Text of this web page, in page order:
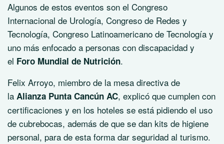
Algunos de estos eventos son el Congreso
Internacional de Urología, Congreso de Redes y
Tecnología, Congreso Latinoamericano de Tecnología y
uno más enfocado a personas con discapacidad y
el Foro Mundial de Nutrición.
Felix Arroyo, miembro de la mesa directiva de
la Alianza Punta Cancún AC, explicó que cumplen con
certificaciones y en los hoteles se está pidiendo el uso
de cubrebocas, además de que se dan kits de higiene
personal, para de esta forma dar seguridad al turismo.